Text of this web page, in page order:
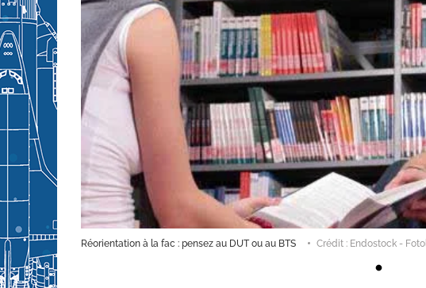
Réorientation à la fac : pensez au DUT ou au BTS Crédit : Endostock -